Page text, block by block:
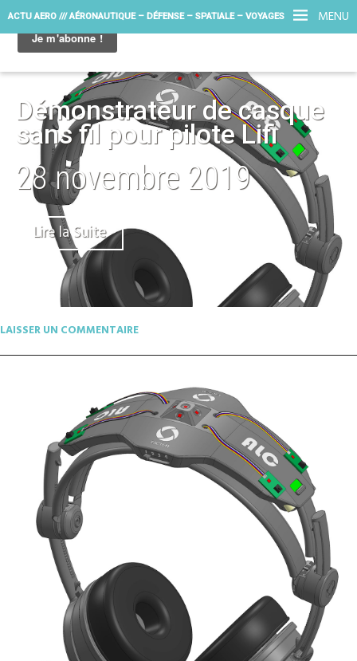
MENU
ACTU AERO /// AÉRONAUTIQUE – DÉFENSE – SPATIALE – VOYAGES
Démonstrateur de casque
sans fil pour pilote Lifi
28 novembre 2019
Lire la Suite
LAISSER UN COMMENTAIRE